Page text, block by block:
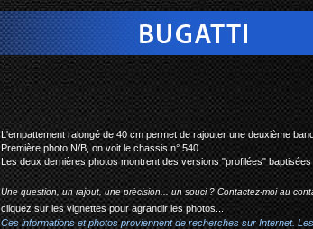
bugatti
L'empattement ralongé de 40 cm permet de rajouter une deuxième
Première photo N/B, on voit le chassis n° 540.
Les deux dernières photos montrent des versions "profilées" baptisées
Une question, un rajout, une précision... un souci ? Contactez-moi au
cliquez sur les vignettes pour agrandir les photos...
Ces informations et photos proviennent de recherches sur Internet.